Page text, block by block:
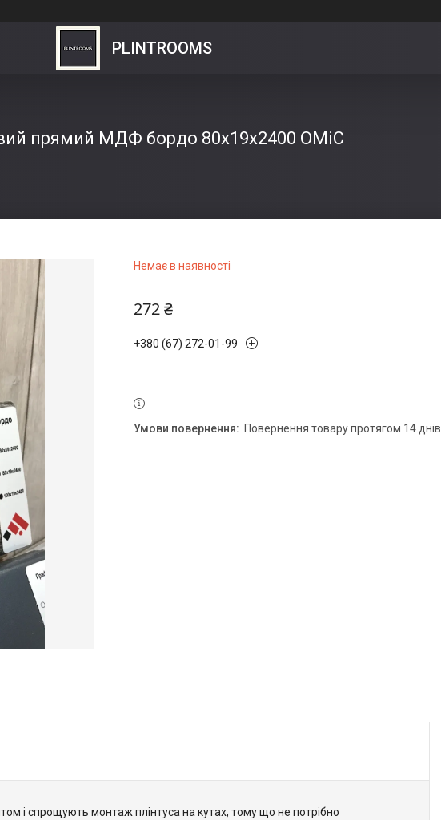
PLINTROOMS
прямий МДФ бордо 80х19х2400 ОМіС
Немає в наявності
272 ₴
+380 (67) 272-01-99
повернення товару протягом 14 днів
і спрощують монтаж плінтуса на кутах, тому що не потрібно